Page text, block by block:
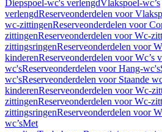
Diepspoel-wc's verlengdVlakspoel-wc’s
verlengdReserveonderdelen voor
wc-zittingenReserveonderdelen voor
zittingenReserveonderdelen voor Wc-
zittingsringenReserveonderdelen voor
kinderenReserveonderdelen voor Wc’s
wc'sReserveonderdelen voor Hang-wc's
wc'sReserveonderdelen voor Staande
kinderenReserveonderdelen voor Wc-
zittingenReserveonderdelen voor Wc-
zittingsringenReserveonderdelen voor
wc’sMet